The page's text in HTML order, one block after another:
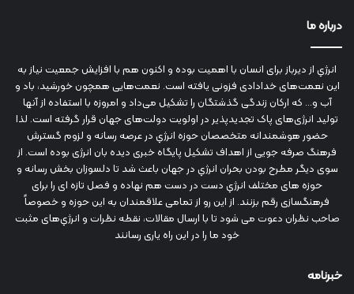
درباره ما
انرژي‌ از دیرباز برای انسان با اهمیت بوده و اکنون هم با افزایش جمعیت نیاز به
این نعمت‌های خدادادی فزونی یافته است. نعمت‌هایی همچون خورشید، باد و
آب و... که ارکان زندگی گذشتگان را تشکیل می‌داد و امروزه با استفاده از آنها
تولید انرژی‌های پاک تجدیدپذیر در اولویت دولت‌های جهان قرار گرفته است. لذا
حضور هوشمندانه متخصصان حوزه انرژي در عرصه رسانه و لزوم گسترش
فرهنگ صرفه جویی از اهداف تشکیل پایگاه خبری دیده بان انرژی بوده است. از
سوی دیگر مطرح بودن بحران انرژي در جهان باعث شد تا دلسوزان بخش رسانه و
حوزه های مختلف انرژي دست در دست هم نهاده و فصل تازه ای را برای
فرهنگسازی رقم بزنند. از این رو از تمامی علاقمندان به این حوزه و خصوصاً
صاحب نظران دعوت می شود تا با ارسال مقالات، نقطه نظرات و انرژي‌های مثبت
خود ما را در این راه یاری رسانند
خبرنامه